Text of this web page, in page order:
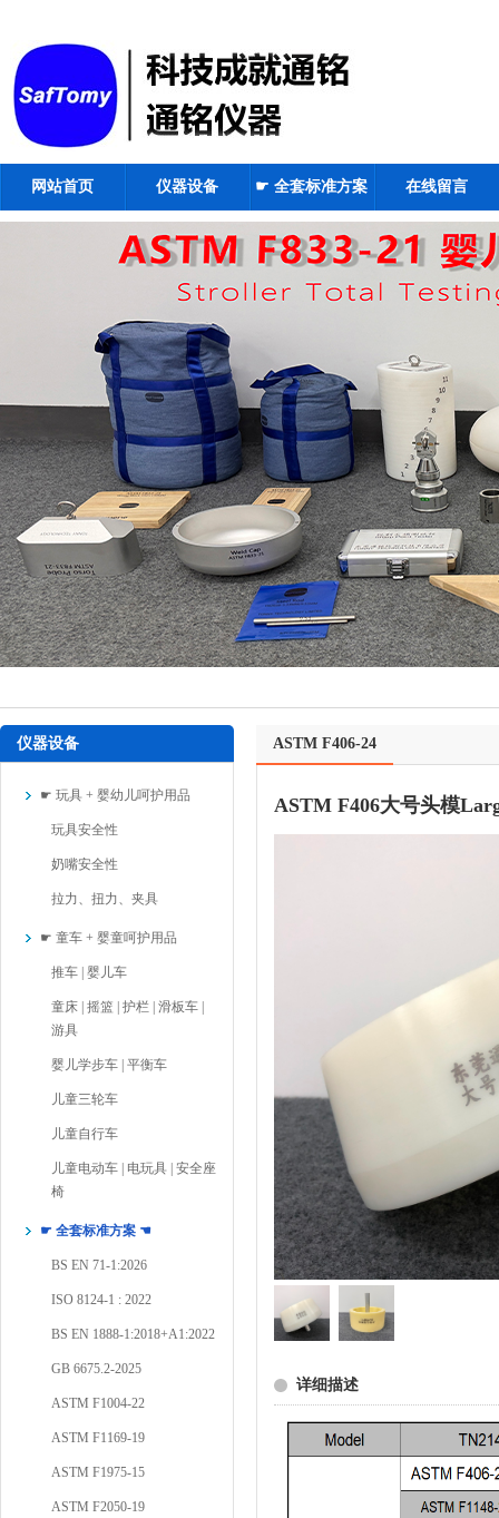
网站首页 仪器设备 ☛ 全套标准方案
☚
在线留言
仪器设备
☛ 玩具 + 婴幼儿呵护用品
玩具安全性
奶嘴安全性
拉力、扭力、夹具
☛ 童车 + 婴童呵护用品
推车 | 婴儿车
童床 | 摇篮 | 护栏 | 滑板车 |
游具
婴儿学步车 | 平衡车
儿童三轮车
儿童自行车
儿童电动车 | 电玩具 | 安全座
椅
☛ 全套标准方案 ☚
BS EN 71-1:2026
ISO 8124-1 : 2022
BS EN 1888-1:2018+A1:2022
GB 6675.2-2025
ASTM F1004-22
ASTM F1169-19
ASTM F1975-15
ASTM F2050-19
ASTM F406-24
ASTM F406大号头模
详细描述